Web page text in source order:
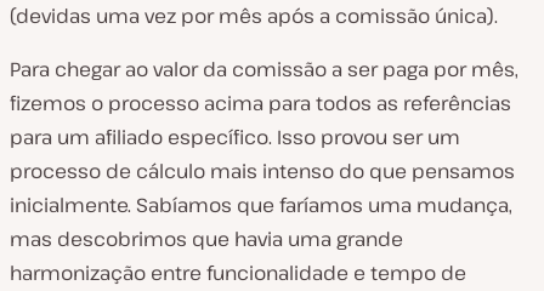
(devidas uma vez por mês após a comissão única).
Para chegar ao valor da comissão a ser paga por mês,
fizemos o processo acima para todos as referências
para um afiliado específico. Isso provou ser um
processo de cálculo mais intenso do que pensamos
inicialmente. Sabíamos que faríamos uma mudança,
mas descobrimos que havia uma grande
harmonização entre funcionalidade e tempo de